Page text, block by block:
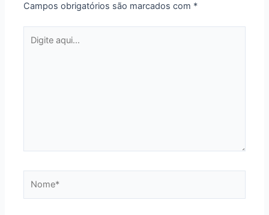
Campos obrigatórios são marcados com *
aqui...